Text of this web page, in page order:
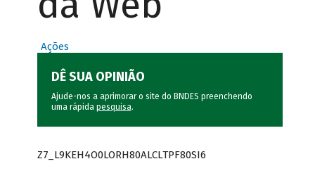
Ações
DÊ SUA OPINIÃO
Ajude-nos a aprimorar o site do BNDES preenchendo
uma rápida pesquisa.
Z7_L9KEH4O0LORH80ALCLTPF80SI6